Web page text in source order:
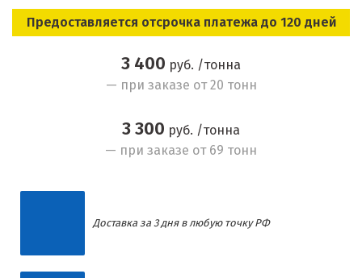
Предоставляется отсрочка платежа до 120 дней
3 400 руб. /тонна
— при заказе от 20 тонн
3 300 руб. /тонна
— при заказе от 69 тонн
Доставка за 3 дня в любую точку РФ